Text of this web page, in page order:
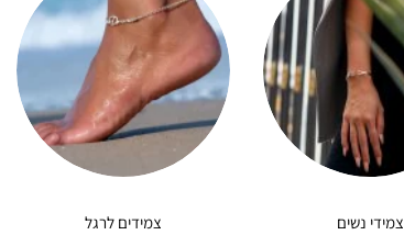
צמידי נשים צמידים לרגל